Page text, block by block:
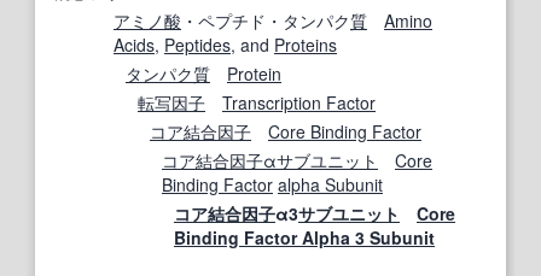
アミノ酸 ・ペプチド・タンパク質
Amino
Acids, Peptides, and Proteins
タンパク質
Protein
転写因子
Transcription Factor
コア結合因子
Core Binding Factor
コア結合因子αサブユニット
Core
Binding Factor alpha Subunit
コア結合因子α3サブユニット
Core
Binding Factor Alpha 3 Subunit